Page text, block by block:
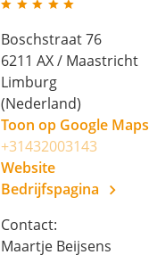
Boschstraat 76
6211 AX/ Maastricht
Limburg
(Nederland)
Toon op Google Maps
+31432003143
Website
Bedrijfspagina
Contact:
Maartje Beijsens